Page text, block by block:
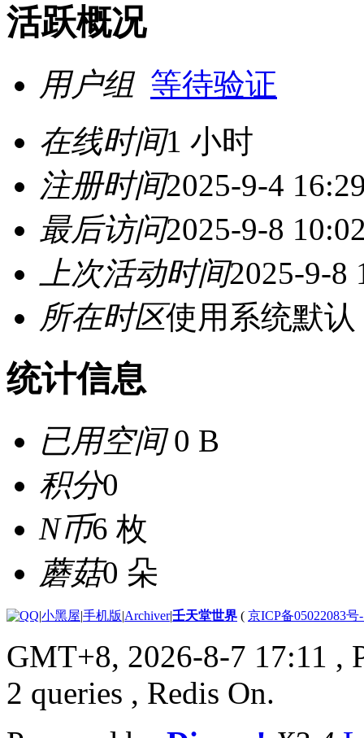
活跃概况
用户组 等待验证
在线时间1 小时
注册时间2025-9-4
最后访问2025-9-8
上次活动时间2025-9-8
所在时区使用系统默认
统计信息
已用空间0 B
积分0
N币6 枚
蘑菇0 朵
|小黑屋|手机版|Archiver|壬天堂世界 ( 京ICP备05022083号
GMT+8, 2026-8-7 17:11 ,
2 queries , Redis On.